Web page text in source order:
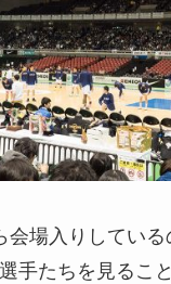
会場入りしている
手たちを見るこ